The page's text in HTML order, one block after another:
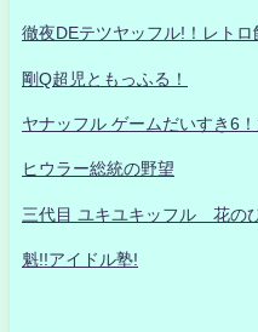
徹夜DEテツヤッフル!！レトロ
剛Q超児ともっふる！
ヤナッフル ゲームだいすき6
ヒウラー総統の野望
三代目 ユキユキッフル 花の
魁!!アイドル塾!